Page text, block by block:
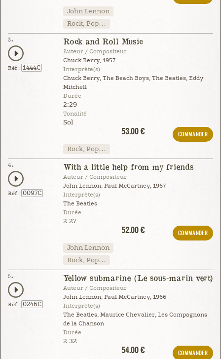
John Lennon
Rock, Pop…
3.
Réf : 1444C
Rock and Roll Music
Auteur / Compositeur
Chuck Berry, 1957
Interprète(s)
Chuck Berry, The Beach Boys, The Beatles, Eddy
Mitchell
Durée
2:29
Tonalité
Sol
53.00 €
COMMANDER
Rock, Pop…
4.
Réf : 0097C
With a little help from my friends
Auteur / Compositeur
John Lennon, Paul McCartney, 1967
Interprète(s)
The Beatles
Durée
2:27
52.00 €
COMMANDER
John Lennon
Rock, Pop…
5.
Réf : 0246C
Yellow submarine (Le sous-marin vert)
Auteur / Compositeur
John Lennon, Paul McCartney, 1966
Interprète(s)
The Beatles, Maurice Chevalier, Les Compagnons
de la Chanson
Durée
2:32
54.00 €
COMMANDER